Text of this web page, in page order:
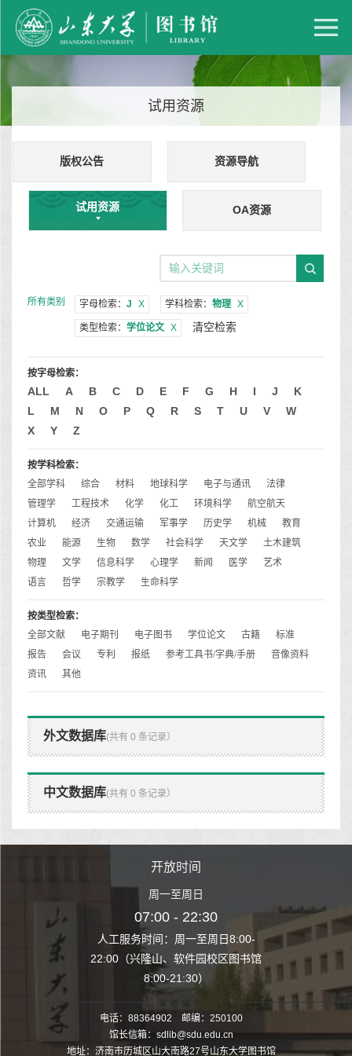
试用资源
版权公告 资源导航
试用资源 OA资源
所有类别 字母检索： J X 学科检索： 物理 X
类型检索： 学位论文 X 清空检索
按字母检索：
ALL A B C D E F G H I J
K
L
M N O P Q R S T U V
W
X
Y Z
按学科检索：
全部学科
综合 材料 地球科学 电子与通讯
法律
管理学
工程技术 化学 化工 环境科学
航空航天
计算机
经济 交通运输 军事学 历史学 机械
教育
农业
能源 生物 数学 社会科学 天文学
土木建筑
物理
文学 信息科学 心理学 新闻 医学
艺术
语言
哲学 宗教学 生命科学
按类型检索：
全部文献
电子期刊 电子图书 学位论文 古籍
标准
报告
会议 专利 报纸 参考工具书/字典/手册
音像资料
资讯
其他
外文数据库(共有 0 条记录）
中文数据库(共有 0 条记录）
至周日8:00-
园校区图书馆
开放时间
周一至周日
07:00 - 22:30
人工服务时间：周一至周日8:00-
22:00（兴隆山、软件园校区图书馆
8:00-21:30）
人工服务时间
22:00（兴隆山
电话：88364902 邮编：250100
馆长信箱：sdlib@sdu.edu.cn
地址：济南市历城区山大南路27号山东大学图书馆